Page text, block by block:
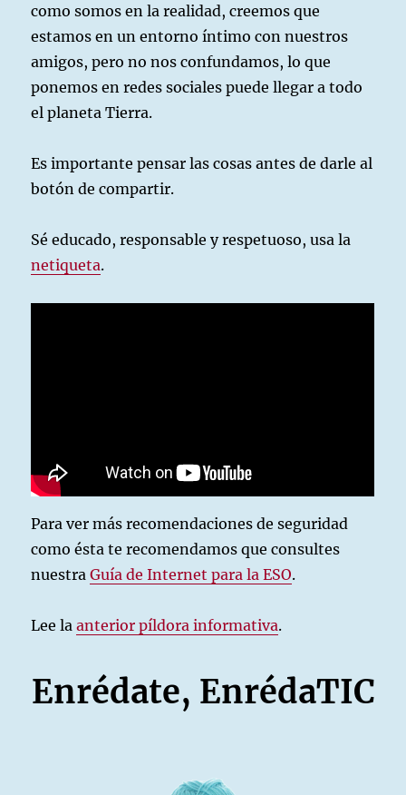
como somos en la realidad, creemos que
estamos en un entorno íntimo con nuestros
amigos, pero no nos confundamos, lo que
ponemos en redes sociales puede llegar a todo
el planeta Tierra.
Es importante pensar las cosas antes de darle al
botón de compartir.
Sé educado, responsable y respetuoso, usa la
netiqueta.
Para ver más recomendaciones de seguridad
como ésta te recomendamos que consultes
nuestraGuía de Internet para la ESO.
Lee laanterior píldora informativa.
Enrédate, EnrédaTIC